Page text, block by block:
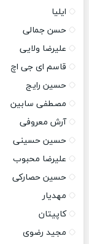
ایلیا
حسن جمالی
علیرضا ولایی
قاسم ای جی اچ
حسین رایج
مصطفی سابین
آرش معروفی
حسین حسینی
علیرضا محبوب
حسین حصارکی
مهدیار
کاپیتان
مجید رضوی